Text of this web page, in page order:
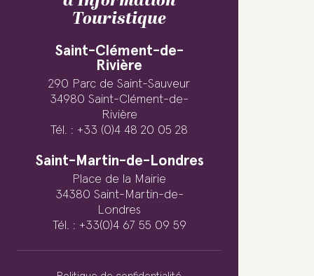
Touristique
Saint-Clément-de-
Rivière
290 Parc de Saint-Sauveur
34980 Saint-Clément-de-
Rivière
Tél. : +33 (0)4 48 20 05 28
Saint-Martin-de-Londres
Place de la Mairie
34380 Saint-Martin-de-
Londres
Tél. : +33(0)4 67 55 09 59